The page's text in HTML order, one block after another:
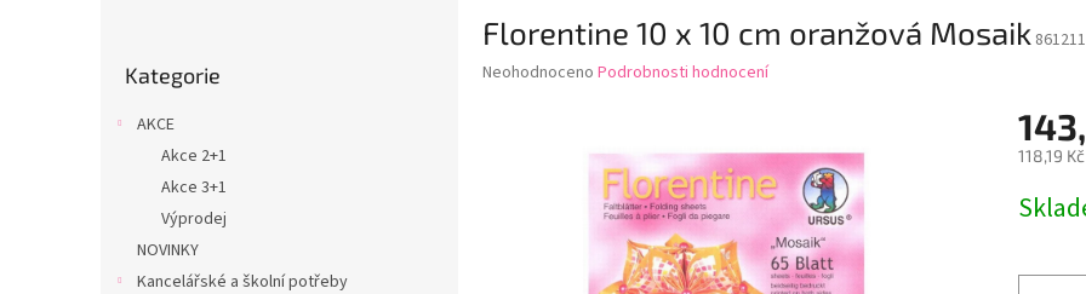
kategorie
Kategorie
AKCE
Akce 2+1
Akce 3+1
Výprodej
NOVINKY
Kancelářské a školní potřeby
Florentine 10 x 10 cm oranžová Mosaik 861211
Průměrné
Neohodnoceno Podrobnosti hodnocení
118,19
cena: